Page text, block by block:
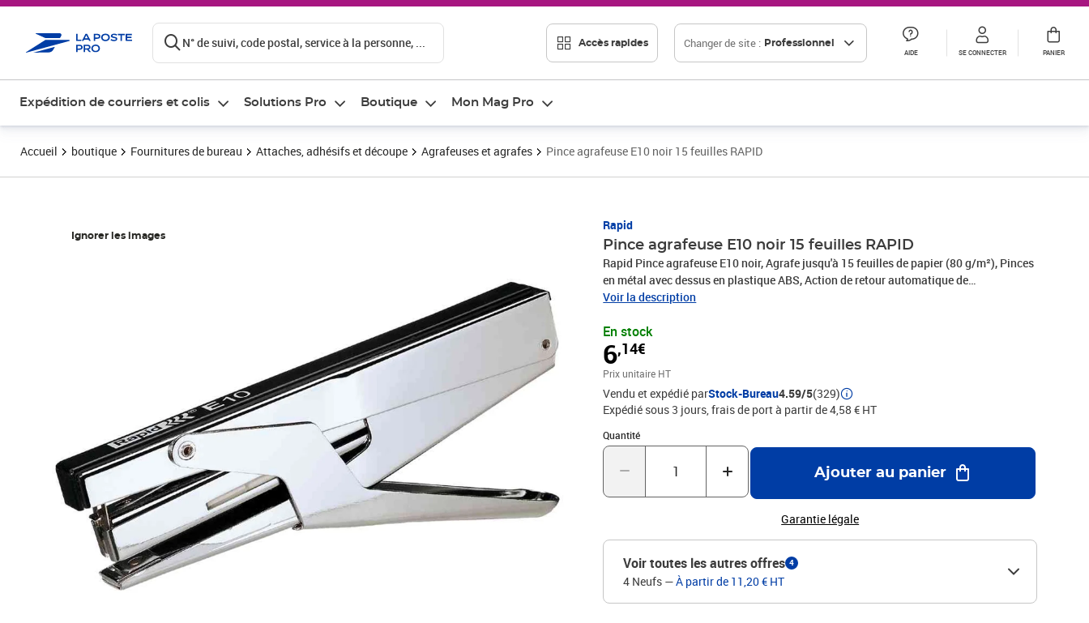
N° de suivi, code postal, service à la personne, ... Accès rapides Changer de site : Professionnel
AIDE SE CONNECTER PANIER
Expédition de courriers et colis Solutions Pro Boutique Mon Mag Pro
Accueil boutique Fournitures de bureau Attaches, adhésifs et découpe Agrafeuses et agrafes Pince agrafeuse E10 noir 15 feuilles RAPID
Ignorer les images
Rapid
Pince agrafeuse E10 noir 15 feuilles RAPID
Rapid Pince agrafeuse E10 noir, Agrafe jusqu'à 15 feuilles de papier (80 g/m²), Pinces
en métal avec dessus en plastique ABS, Action de retour automatique de
l'alimentation en agrafes, Mécanisme pratique de chargement par le haut, Pour les
des agrafes Rapid
Voir la description
En stock
6,14€
Prix 6,14€
Prix unitaire HT
Vendu et expédié parStock-Bureau4.59/5(329)
Expédié sous 3 jours, frais de port à partir de 4,58 € HT
Quantité
Quantité : 1
Ajouter au panier
Garantie légale
Voir toutes les autres offres 4
4 Neufs —À partir de 11,20 € HT